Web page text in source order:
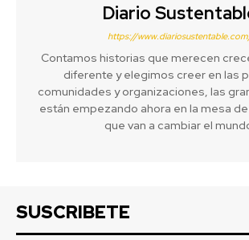
Diario
https://
Contamos historias que merecen
diferente y elegimos creer en las
comunidades y organizaciones, las
están empezando ahora en la mesa
que van a cambiar el
SUSCRIBETE